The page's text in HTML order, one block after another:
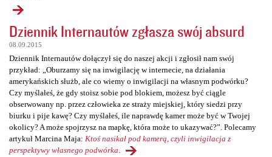
Dziennik Internautów zgłasza swój absurd
08.09.2015
Dziennik Internautów dołączył się do naszej akcji i zgłosił nam swój
przykład: „Oburzamy się na inwigilację w internecie, na działania
amerykańskich służb, ale co wiemy o inwigilacji na własnym podwórku?
Czy myślałeś, że gdy stoisz sobie pod blokiem, możesz być ciągle
obserwowany np. przez człowieka ze straży miejskiej, który siedzi przy
biurku i pije kawę? Czy myślałeś, ile naprawdę kamer może być w Twojej
okolicy? A może spojrzysz na mapkę, która może to ukazywać?”. Polecamy
artykuł Marcina Maja: Ktoś nasikał pod kamerą, czyli inwigilacja z
perspektywy własnego podwórka